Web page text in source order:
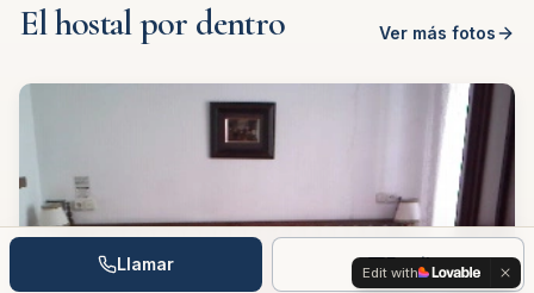
El hostal por dentro Ver más fotos
Llamar Email
Edit with